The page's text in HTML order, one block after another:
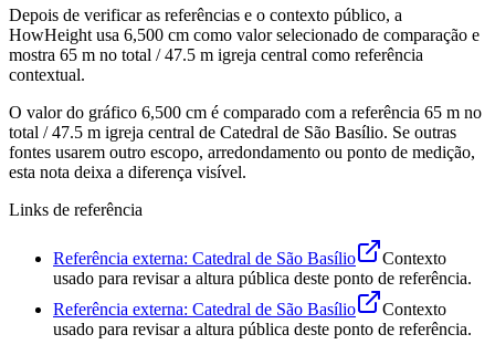
Depois de verificar as referências e o contexto público, a
HowHeight usa ⁦6,500 cm⁩ como valor selecionado de comparação e
mostra ⁦65 m no total / 47.5 m igreja central⁩ como referência
contextual.
O valor do gráfico 6,500 cm é comparado com a referência 65 m no
total /47.5 m igreja central de Catedral de São Basílio. Se outras
fontes usarem outro escopo, arredondamento ou ponto de medição,
esta nota deixa a diferença visível.
Links de referência
Referência externa: Catedral de São Basílio
Contexto
usado para revisar a altura pública deste ponto de referência.
Referência externa: Catedral de São Basílio
Contexto
usado para revisar a altura pública deste ponto de referência.